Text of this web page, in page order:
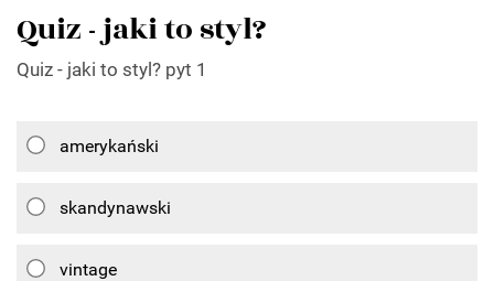
Quiz - jaki to styl?
Quiz - jaki to styl? pyt 1
amerykański
skandynawski
vintage